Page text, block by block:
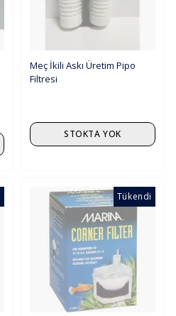
Meç İkili Askı Üretim Pipo
Filtresi
STOKTA YOK
Tükendi